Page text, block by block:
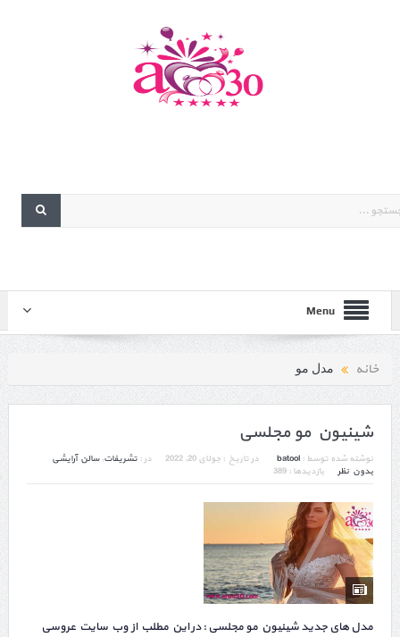
Menu
خانه مدل مو
شینیون مو مجلسی
نوشته شده توسط : batool در تاریخ : جولای 20, 2022 در : تشریفات,سالن آرایشی
بدون نظر
بازدیدها : 389
مدل های جدید شینیون مو مجلسی : در این مطلب از وب سایت عروسی